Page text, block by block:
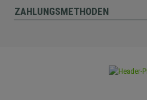
ZAHLUNGSMETHODEN